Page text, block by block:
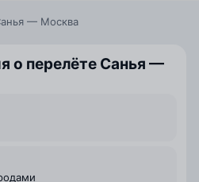
— Москва
о перелёте Санья —